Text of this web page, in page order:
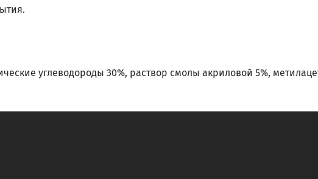
углеводороды 30%, раствор смолы акриловой 5%,